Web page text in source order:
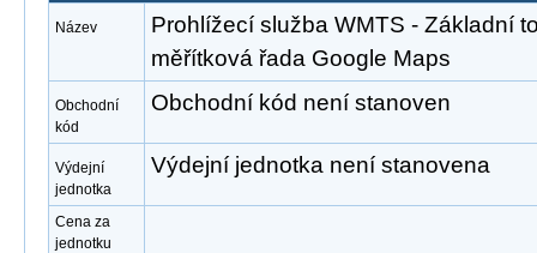
Název
Prohlížecí služba WMTS - Základní
měřítková řada Google Maps
Obchodní
kód
Obchodní kód není stanoven
Výdejní
jednotka
Výdejní jednotka není stanovena
Cena za
jednotku